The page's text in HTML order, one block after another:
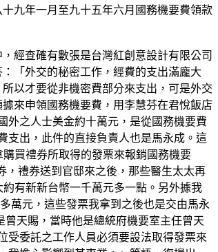
九年一月至九十五年六月國務機要費領款
經查確有數張是台灣紅創意設計有限公司
「外交的秘密工作，經費的支出滿龐大
以才要從非機密費部分來支出，可是外交
來申領國務機要費，用李慧芬在君悅飯店
外之人士美金約十萬元，是從國務機要費
支出，此件的直接負責人也是馬永成。這
買禮券所取得的發票來報銷國務機要
，禮券送到官邸來之後，那些醫生太太再
有新新台幣一千萬元多一點。另外據我
萬元，這些發票我拿到之後也是交由馬永
天賜，當時他是總統府機要室主任曾天
受委託之工作人員必須要設法取得發票來